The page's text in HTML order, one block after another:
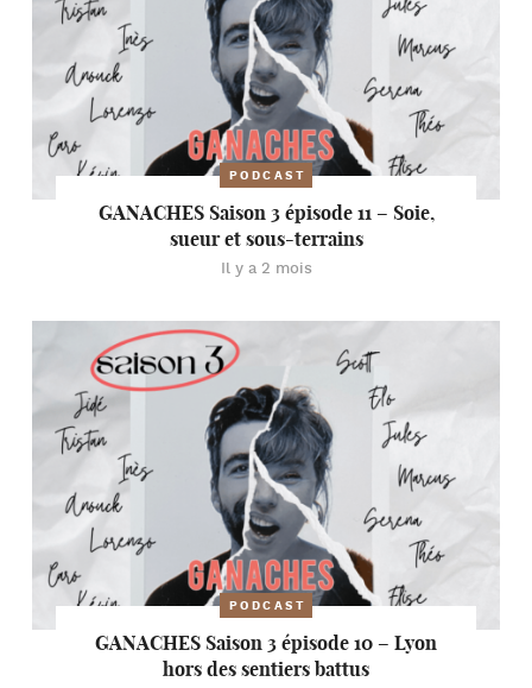
PODCAST
GANACHES Saison 3 épisode 11 – Soie,
sueur et sous-terrains
Il y a 2 mois
PODCAST
GANACHES Saison 3 épisode 10 – Lyon
hors des sentiers battus